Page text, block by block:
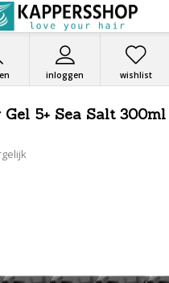
inloggen wishlist
5+ Sea Salt